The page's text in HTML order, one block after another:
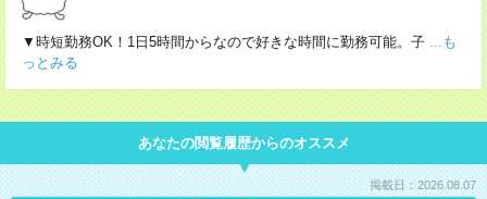
▼時短勤務OK！1日5時間からなので好きな時間に勤務可能。子 ...も
っとみる
あなたの閲覧履歴からのオススメ
掲載日：2026.08.07